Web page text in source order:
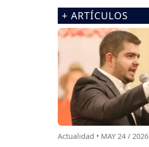
+ ARTÍCULOS
Actualidad • MAY 24 / 2026